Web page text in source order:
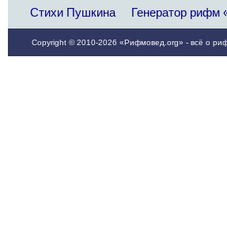
Стихи Пушкина Генератор рифм
Copyright © 2010-2026 «Рифмовед.org» - всё о